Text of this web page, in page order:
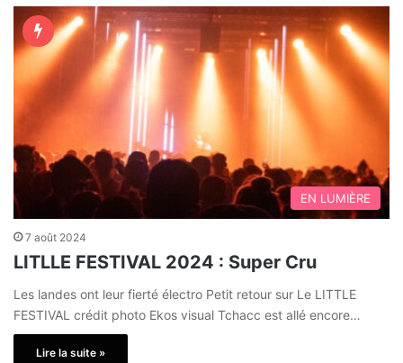
EN LUMIÈRE
7 août 2024
LITLLE FESTIVAL 2024 : Super Cru
Les landes ont leur fierté électro Petit retour sur Le LITTLE
FESTIVAL crédit photo Ekos visual Tchacc est allé encore…
Lire la suite »